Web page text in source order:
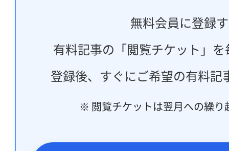
無料会員に登録
有料記事の「閲覧チケット」
登録後、すぐにご希望の有料記
※ 閲覧チケットは翌月への繰り